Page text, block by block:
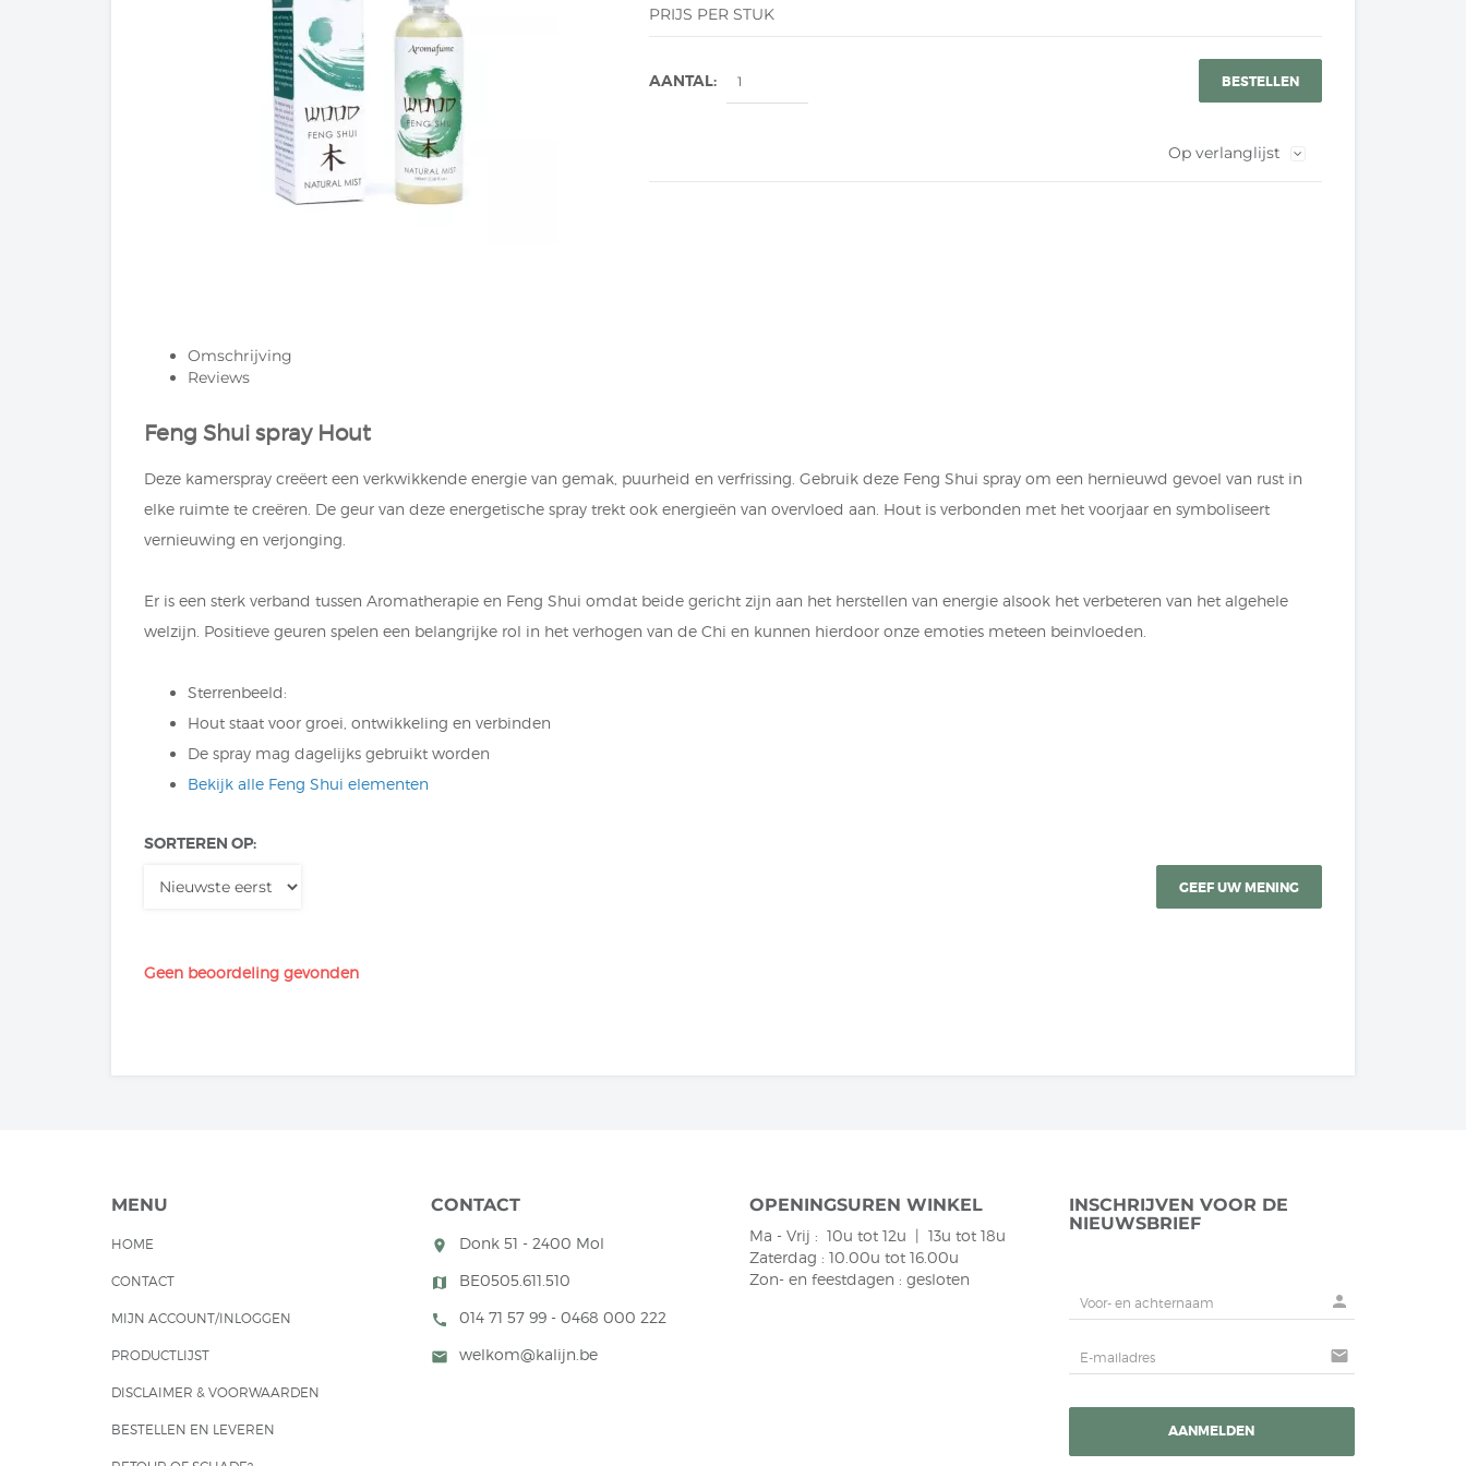
PRIJS PER STUK
AANTAL: BESTELLEN
Op verlanglijst
Omschrijving
Reviews
Feng Shui spray Hout
Deze kamerspray creëert een verkwikkende energie van gemak, puurheid en verfrissing. Gebruik deze Feng Shui spray om een hernieuwd gevoel van rust in
elke ruimte te creëren. De geur van deze energetische spray trekt ook energieën van overvloed aan. Hout is verbonden met het voorjaar en symboliseert
vernieuwing en verjonging.
Er is een sterk verband tussen Aromatherapie en Feng Shui omdat beide gericht zijn aan het herstellen van energie alsook het verbeteren van het algehele
welzijn. Positieve geuren spelen een belangrijke rol in het verhogen van de Chi en kunnen hierdoor onze emoties meteen beinvloeden.
Sterrenbeeld:
Hout staat voor groei, ontwikkeling en verbinden
De spray mag dagelijks gebruikt worden
Bekijk alle Feng Shui elementen
SORTEREN OP:
GEEF UW MENING
Geen beoordeling gevonden
MENU
HOME
CONTACT
MIJN ACCOUNT/INLOGGEN
PRODUCTLIJST
DISCLAIMER & VOORWAARDEN
BESTELLEN EN LEVEREN
CONTACT
room Donk 51 - 2400 Mol
map BE0505.611.510
call 014 71 57 99 - 0468 000 222
mail welkom@kalijn.be
OPENINGSUREN WINKEL
Ma - Vrij : 10u tot 12u | 13u tot 18u
Zaterdag : 10.00u tot 16.00u
Zon- en feestdagen : gesloten
INSCHRIJVEN VOOR DE
NIEUWSBRIEF
person
mail
AANMELDEN